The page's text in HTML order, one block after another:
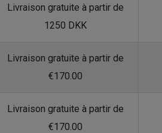
Livraison gratuite à partir de
1250 DKK
Livraison gratuite à partir de
€170.00
Livraison gratuite à partir de
€170.00